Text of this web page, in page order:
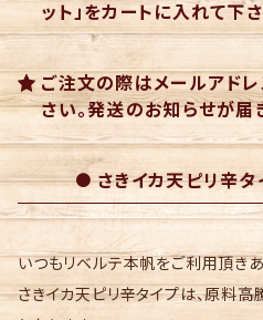
ット」をカートに入れて下さ
ご注文の際はメールアド
さい。発送のお知らせが届
さきイカ天ピリ辛
いつもリベルテ本帆をご利用頂きあ
さきイカ天ピリ辛タイプは、原料